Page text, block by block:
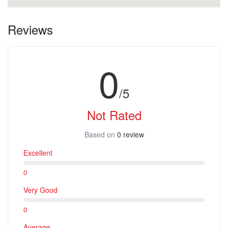
Il prezzo per un tour di un’intera giornata è di:
Da 1 a 12 persone: € 2160
Parco Naturale e Calanque Esterel
In questo tour privato in barca, ti porteremo nel cuore del Parco
Ti garantiamo che questo sito di bellezza naturale ti lascerà senza
possibilità di nuotare ed esplorare le grotte e le insenature del
Reviews
0/5
Not Rated
Based on 0 review
Excellent
0
Very Good
0